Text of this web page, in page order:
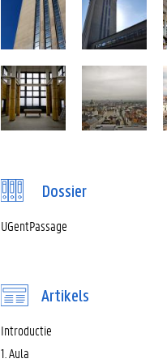
Dossier
UGentPassage
Artikels
Introductie
1. Aula